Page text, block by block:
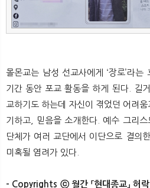
몰몬교는 남성 선교사에게 ‘장로’라
기간 동안 포교 활동을 하게 된다. 길
교하기도 하는데 자신이 겪었던 어려
기하고, 믿음을 소개한다. 예수 그리
단체가 여러 교단에서 이단으로 결의
미혹될 염려가 있다.
- Copyrights ⓒ 월간 「현대종교」 허